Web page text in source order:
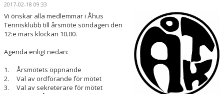
KALENDER
GYM
KÖP KLUBBKLÄDER
ÅTK TRÄNINGSVERKSAMHET
2017-02-18 09:33
Vi önskar alla medlemmar i Åhus
Tennisklubb till årsmöte söndagen den
12:e mars klockan 10.00.
Agenda enligt nedan:
1. Årsmötets öppnande
2. Val av ordförande för mötet
3. Val av sekreterare för mötet